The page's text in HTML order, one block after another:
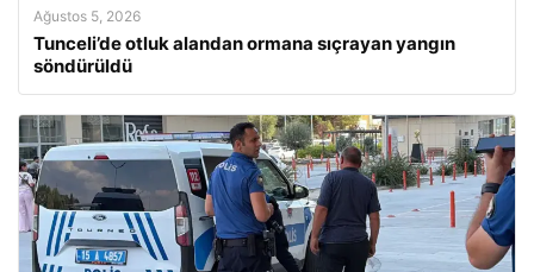
Ağustos 5, 2026
Tunceli’de otluk alandan ormana sıçrayan yangın
söndürüldü